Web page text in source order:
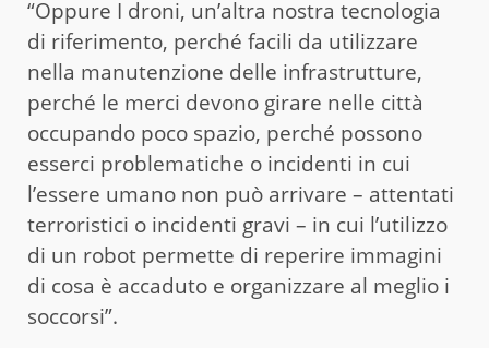
“Oppure I droni, un’altra nostra tecnologia
di riferimento, perché facili da utilizzare
nella manutenzione delle infrastrutture,
perché le merci devono girare nelle città
occupando poco spazio, perché possono
esserci problematiche o incidenti in cui
l’essere umano non può arrivare – attentati
terroristici o incidenti gravi – in cui l’utilizzo
di un robot permette di reperire immagini
di cosa è accaduto e organizzare al meglio i
soccorsi”.